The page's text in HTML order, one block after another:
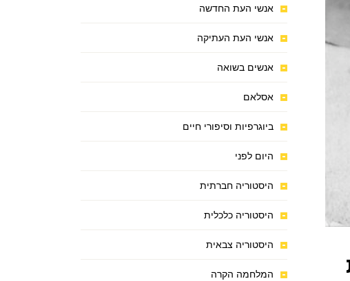
אנשי העת החדשה
אנשי העת העתיקה
אנשים בשואה
אסלאם
ביוגרפיות וסיפורי חיים
היום לפני
היסטוריה חברתית
היסטוריה כלכלית
היסטוריה צבאית
המלחמה הקרה